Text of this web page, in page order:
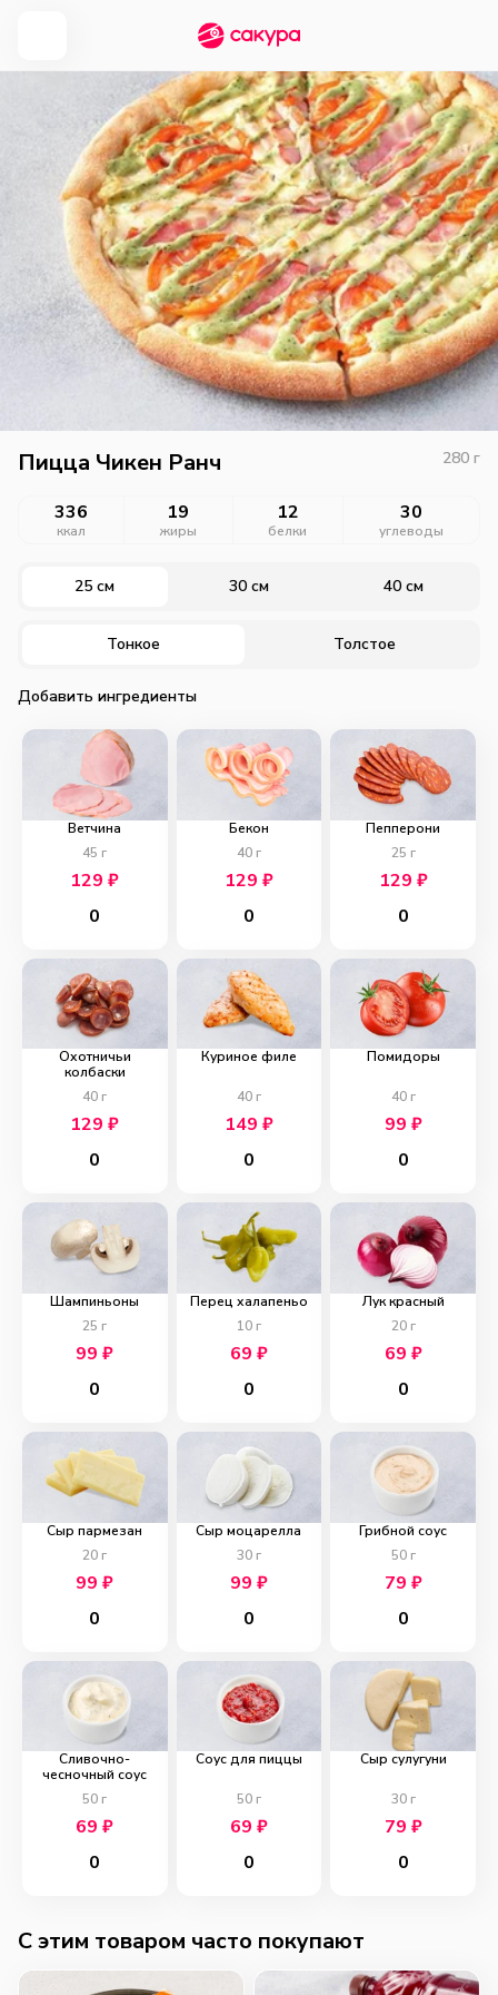
Пицца Чикен Ранч 280 г
336
ккал
19
жиры
12
белки
30
углеводы
25 см 30 см 40 см
Тонкое Толстое
Добавить ингредиенты
Ветчина
45 г
129₽
0
Бекон
40г
129 ₽
0
Пепперони
25 г
129 ₽
0
Охотничьи
колбаски
40 г
129₽
0
Куриное филе
40г
149 ₽
0
Помидоры
40г
99 ₽
0
Шампиньоны
25 г
99₽
0
Перец халапеньо
10г
69 ₽
0
Лук красный
20г
69 ₽
0
Сыр пармезан
20 г
99₽
0
Сыр моцарелла
30г
99 ₽
0
Грибной соус
50г
79 ₽
0
Сливочно-
чесночный соус
50 г
69₽
0
Соус для пиццы
50г
69 ₽
0
Сыр сулугуни
30г
79 ₽
0
C этим товаром часто покупают